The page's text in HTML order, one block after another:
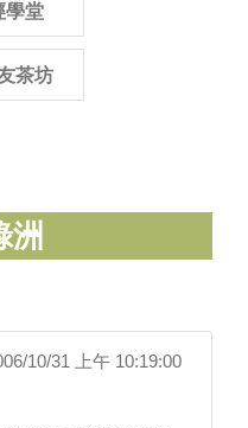
學堂
茶坊
洲
10/31 上午 10:19:00